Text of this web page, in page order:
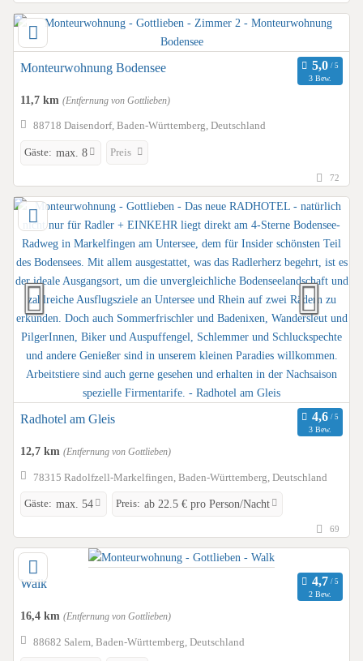
Monteurwohnung Bodensee
3 Bew.
11,7 km (Entfernung von Gottlieben)
88718 Daisendorf, Baden-Württemberg, Deutschland
Gäste: max. 8 Preis
72
Radhotel am Gleis
3 Bew.
12,7 km (Entfernung von Gottlieben)
78315 Radolfzell-Markelfingen, Baden-Württemberg, Deutschland
Gäste: max. 54 Preis: ab 22.5 € pro Person/Nacht
69
Walk
2 Bew.
16,4 km (Entfernung von Gottlieben)
88682 Salem, Baden-Württemberg, Deutschland